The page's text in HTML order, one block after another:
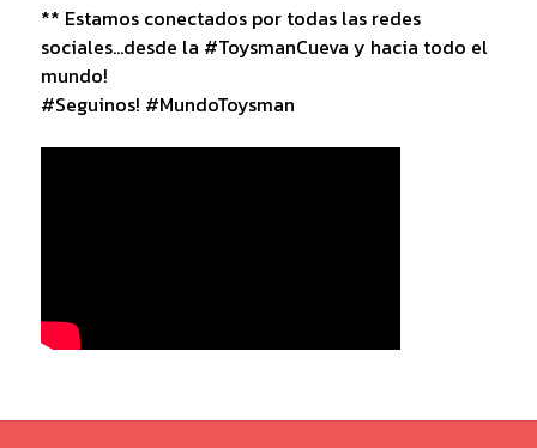
** Estamos conectados por todas las redes
sociales...desde la #ToysmanCueva y hacia todo el
mundo!
#Seguinos! #MundoToysman